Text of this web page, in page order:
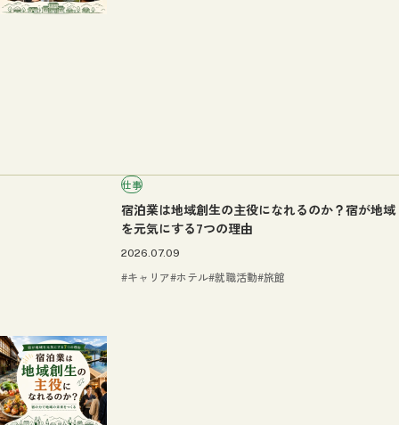
仕事
宿泊業は地域創生の主役になれるのか？宿が地域
を元気にする7つの理由
2026.07.09
キャリア ホテル 就職活動 旅館